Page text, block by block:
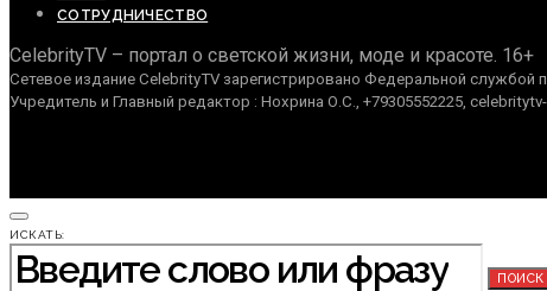
СОТРУДНИЧЕСТВО
CelebrityTV – портал о светской жизни, моде и красоте. 16+
Сетевое издание CelebrityTV зарегистрировано Федеральной
Учредитель и Главный редактор : Нохрина О.С., +79305552225,
ИСКАТЬ:
ПОИСК